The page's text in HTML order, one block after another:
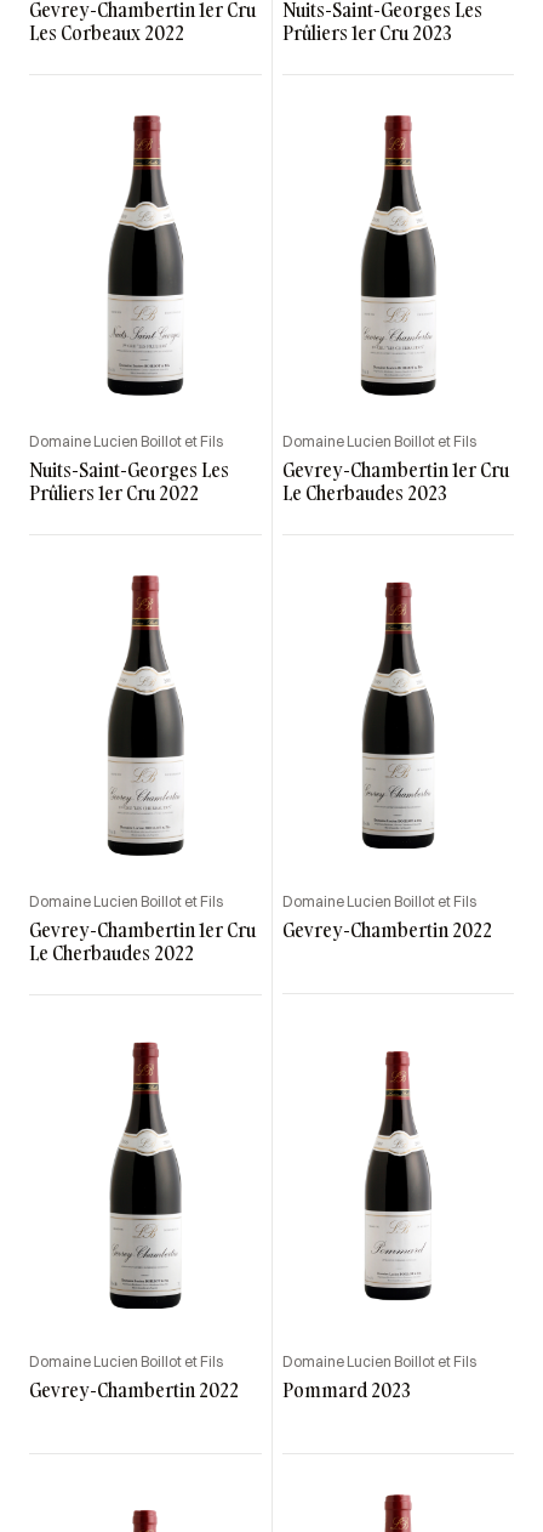
Gevrey-Chambertin 1er Cru
Les Corbeaux 2022
Nuits-Saint-Georges Les
Prûliers 1er Cru 2023
Domaine Lucien Boillot et Fils
Nuits-Saint-Georges Les
Prûliers 1er Cru 2022
Domaine Lucien Boillot et Fils
Gevrey-Chambertin 1er Cru
Le Cherbaudes 2023
Domaine Lucien Boillot et Fils
Gevrey-Chambertin 1er Cru
Le Cherbaudes 2022
Domaine Lucien Boillot et Fils
Gevrey-Chambertin 2022
Domaine Lucien Boillot et Fils
Gevrey-Chambertin 2022
Domaine Lucien Boillot et Fils
Pommard 2023